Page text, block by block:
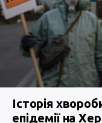
Історія
епідемії на